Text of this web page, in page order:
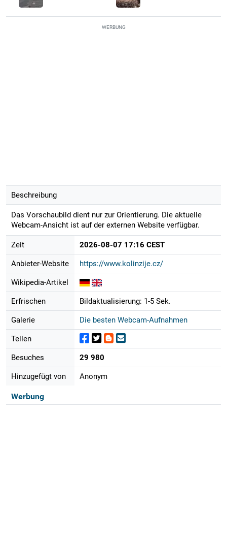
WERBUNG
Beschreibung
Das Vorschaubild dient nur zur Orientierung. Die aktuelle
Webcam-Ansicht ist auf der externen Website verfügbar.
Zeit 2026-08-07 17:16 CEST
Anbieter-Website https://www.kolinzije.cz/
Wikipedia-Artikel
Erfrischen Bildaktualisierung: 1-5 Sek.
Galerie Die besten Webcam-Aufnahmen
Teilen
Besuches 29 980
Hinzugefügt von Anonym
Werbung